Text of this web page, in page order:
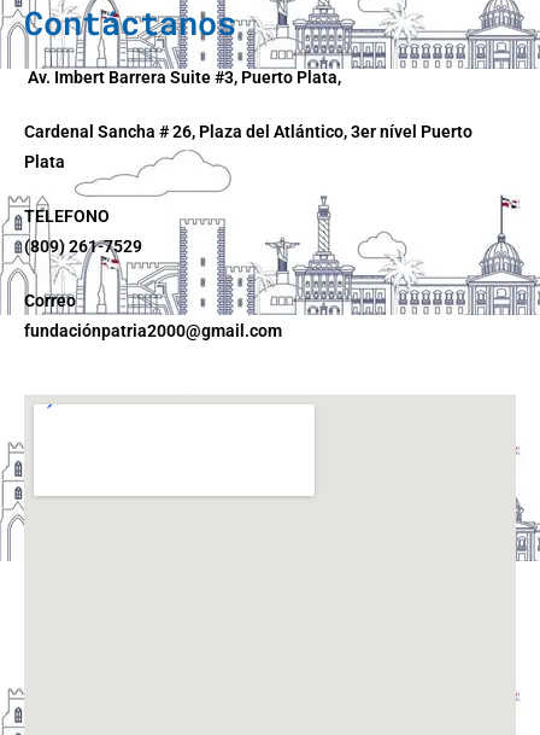
Contáctanos
Av. Imbert Barrera Suite #3, Puerto Plata,
Cardenal Sancha # 26, Plaza del Atlántico, 3er nível Puerto
Plata
TELEFONO
(809) 261-7529
Correo
fundaciónpatria2000@gmail.com